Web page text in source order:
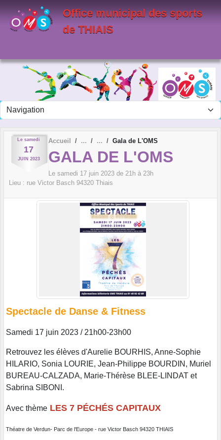
Office municipal des sports
de THIAIS
Le samedi
17
JUIN 2023
Accueil Gala de L'OMS
GALA DE L'OMS
Le samedi 17 juin 2023 de 21h à 23h
Lieu : rue Victor Basch 94320 Thiais
Spectacle de Danse & Fitness
Samedi 17 juin 2023 / 21h00-23h00
Retrouvez les élèves d'Aurelie BOURHIS, Anne-Sophie
HILARIO, Sonia LOURIE, Jean-Philippe BOURDIN, Muriel
BUREAU-CALZADA, Marie-Thérèse BLEE-LINDAT et
Sabrina SIBONI.
Avec thème LES 7 PÉCHÉS CAPITAUX
Théatre de Verdun- Parc de l'Europe - rue Victor Basch 94320 THIAIS
Panneau de gestion des cookies